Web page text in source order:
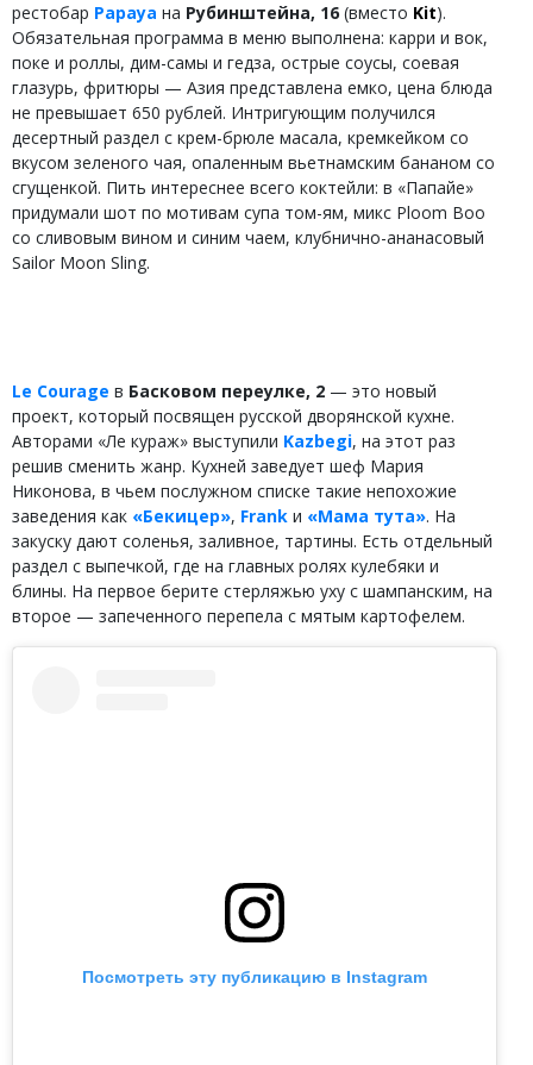
рестобар Papaya на Рубинштейна, 16 (вместо Kit).
Обязательная программа в меню выполнена: карри и вок,
поке и роллы, дим-самы и гедза, острые соусы, соевая
глазурь, фритюры — Азия представлена емко, цена блюда
не превышает 650 рублей. Интригующим получился
десертный раздел с крем-брюле масала, кремкейком со
вкусом зеленого чая, опаленным вьетнамским бананом со
сгущенкой. Пить интереснее всего коктейли: в «Папайе»
придумали шот по мотивам супа том-ям, микс Ploom Boo
со сливовым вином и синим чаем, клубнично-ананасовый
Sailor Moon Sling.
Le Courage в Басковом переулке, 2 — это новый
проект, который посвящен русской дворянской кухне.
Авторами «Ле кураж» выступили Kazbegi, на этот раз
решив сменить жанр. Кухней заведует шеф Мария
Никонова, в чьем послужном списке такие непохожие
заведения как «Бекицер», Frank и «Мама тута». На
закуску дают соленья, заливное, тартины. Есть отдельный
раздел с выпечкой, где на главных ролях кулебяки и
блины. На первое берите стерляжью уху с шампанским, на
второе — запеченного перепела с мятым картофелем.
Посмотреть эту публикацию в Instagram